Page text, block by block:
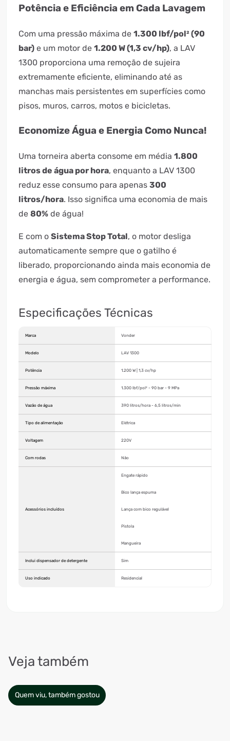
Potência e Eficiência em Cada Lavagem
Com uma pressão máxima de 1.300 lbf/pol² (90
bar) e um motor de 1.200 W (1,3 cv/hp), a LAV
1300 proporciona uma remoção de sujeira
extremamente eficiente, eliminando até as
manchas mais persistentes em superfícies como
pisos, muros, carros, motos e bicicletas.
Economize Água e Energia Como Nunca!
Uma torneira aberta consome em média 1.800
litros de água por hora, enquanto a LAV 1300
reduz esse consumo para apenas 300
litros/hora. Isso significa uma economia de mais
de 80% de água!
E com o Sistema Stop Total, o motor desliga
automaticamente sempre que o gatilho é
liberado, proporcionando ainda mais economia de
energia e água, sem comprometer a performance.
Especificações Técnicas
Marca Vonder
Modelo LAV 1300
Potência 1.200 W | 1,3 cv/hp
Pressão máxima 1.300 lbf/pol² - 90 bar - 9 MPa
Vazão de água 390 litros/hora - 6,5 litros/min
Tipo de alimentação Elétrica
Voltagem 220V
Com rodas Não
Acessórios incluídos
Engate rápido
Bico lança espuma
Lança com bico regulável
Pistola
Mangueira
Inclui dispensador de detergente Sim
Uso indicado Residencial
Veja também
Quem viu, também gostou